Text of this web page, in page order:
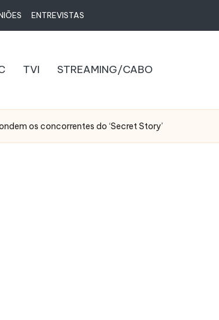
ENTREVISTAS
TVI STREAMING/CABO
os concorrentes do ‘Secret Story’